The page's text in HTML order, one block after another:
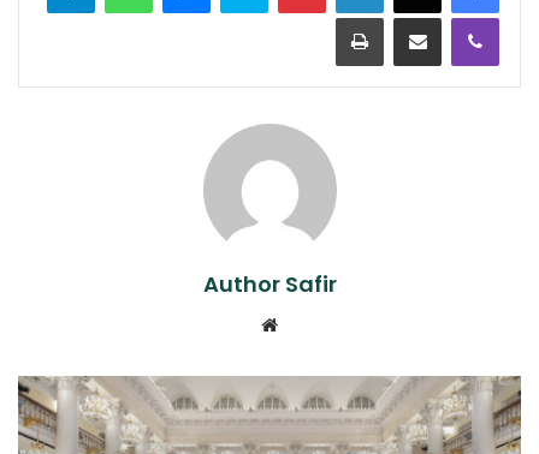
Viber
Share via Email
Print
Author Safir